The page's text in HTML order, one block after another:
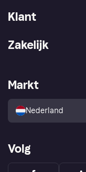
Klant
Winkeloverzicht
Kopersbescherming voor
consumenten
Zakelijk
Zakelijke login
Markt
Nederland
Volg